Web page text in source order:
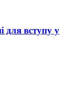
для вступу у